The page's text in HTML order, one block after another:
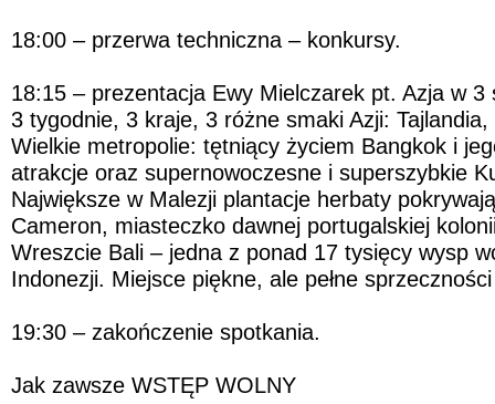
18:00 – przerwa techniczna – konkursy.
18:15 – prezentacja Ewy Mielczarek pt. Azja w 3
3 tygodnie, 3 kraje, 3 różne smaki Azji:
Wielkie metropolie: tętniący życiem Bangkok i
atrakcje oraz supernowoczesne i superszybkie
Największe w Malezji plantacje herbaty
Cameron, miasteczko dawnej portugalskiej
Wreszcie Bali – jedna z ponad 17 tysięcy wysp
Indonezji. Miejsce piękne, ale pełne sprzeczności
19:30 – zakończenie spotkania.
Jak zawsze WSTĘP WOLNY